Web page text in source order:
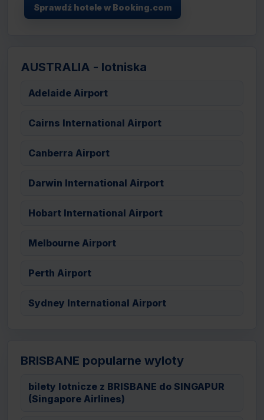
Sprawdź hotele w Booking.com
AUSTRALIA - lotniska
Adelaide Airport
Cairns International Airport
Canberra Airport
Darwin International Airport
Hobart International Airport
Melbourne Airport
Perth Airport
Sydney International Airport
BRISBANE popularne wyloty
bilety lotnicze z BRISBANE do SINGAPUR
(Singapore Airlines)